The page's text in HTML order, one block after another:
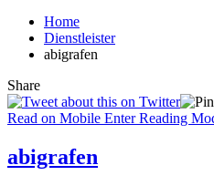
Home
Dienstleister
abigrafen
Share
Read on Mobile Enter Reading
abigrafen